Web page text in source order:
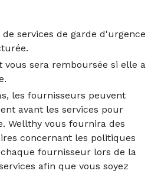
services de garde d'urgence
vous sera remboursée si elle a
les fournisseurs peuvent
avant les services pour
Wellthy vous fournira des
concernant les politiques
fournisseur lors de la
afin que vous soyez